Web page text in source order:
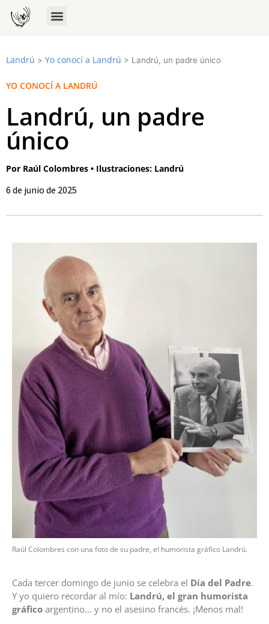
Landrú > Yo conocí a Landrú > Landrú, un padre único
YO CONOCÍ A LANDRÚ
Landrú, un padre
único
Por Raúl Colombres • Ilustraciones: Landrú
6 de junio de 2025
Raúl Colombres con una foto de su padre, el humorista gráfico Landrú.
Cada tercer domingo de junio se celebra el Día del Padre.
Y yo quiero recordar al mío: Landrú, el gran humorista
gráfico argentino… y no el asesino francés. ¡Menos mal!